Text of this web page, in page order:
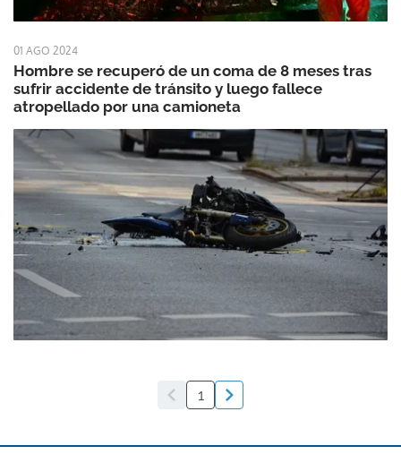
01 AGO 2024
Hombre se recuperó de un coma de 8 meses tras
sufrir accidente de tránsito y luego fallece
atropellado por una camioneta
1